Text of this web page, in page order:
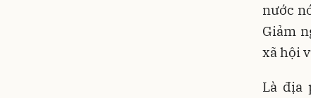
nước
Giảm
xã hội
Là địa